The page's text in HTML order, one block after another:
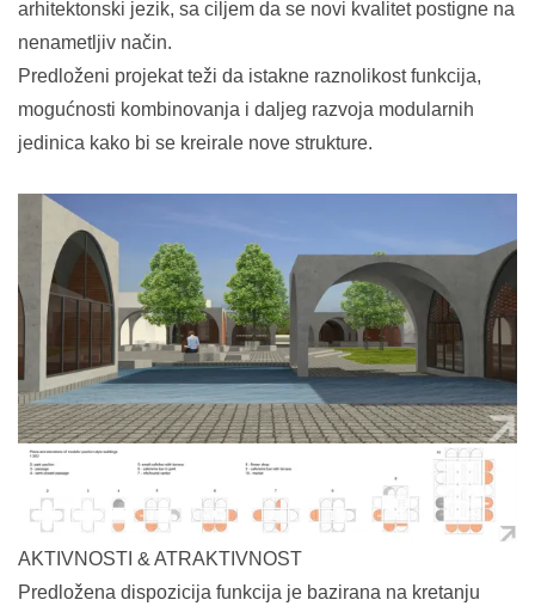
arhitektonski jezik, sa ciljem da se novi kvalitet postigne na
nenametljiv način.
Predloženi projekat teži da istakne raznolikost funkcija,
mogućnosti kombinovanja i daljeg razvoja modularnih
jedinica kako bi se kreirale nove strukture.
AKTIVNOSTI & ATRAKTIVNOST
Predložena dispozicija funkcija je bazirana na kretanju